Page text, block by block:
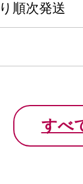
順次発送
すべ